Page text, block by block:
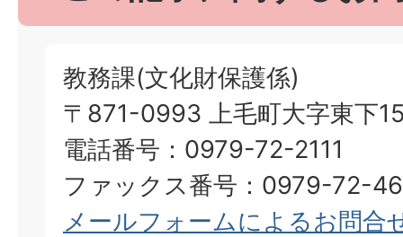
教務課(文化財保護係)
〒871-0993 上毛町大字東下
電話番号：0979-72-2111
ファックス番号：0979-72-
メールフォームによるお問合